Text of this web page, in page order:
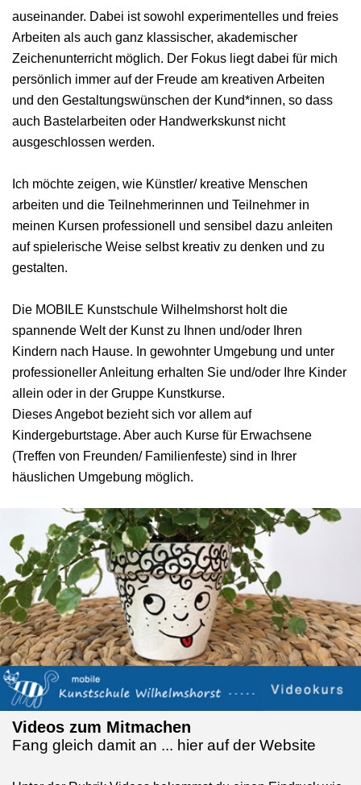
auseinander. Dabei ist sowohl experimentelles und freies
Arbeiten als auch ganz klassischer, akademischer
Zeichenunterricht möglich. Der Fokus liegt dabei für mich
persönlich immer auf der Freude am kreativen Arbeiten
und den Gestaltungswünschen der Kund*innen, so dass
auch Bastelarbeiten oder Handwerkskunst nicht
ausgeschlossen werden.
Ich möchte zeigen, wie Künstler/ kreative Menschen
arbeiten und die Teilnehmerinnen und Teilnehmer in
meinen Kursen professionell und sensibel dazu anleiten
auf spielerische Weise selbst kreativ zu denken und zu
gestalten.
Die MOBILE Kunstschule Wilhelmshorst holt die
spannende Welt der Kunst zu Ihnen und/oder Ihren
Kindern nach Hause. In gewohnter Umgebung und unter
professioneller Anleitung erhalten Sie und/oder Ihre Kinder
allein oder in der Gruppe Kunstkurse.
Dieses Angebot bezieht sich vor allem auf
Kindergeburtstage. Aber auch Kurse für Erwachsene
(Treffen von Freunden/ Familienfeste) sind in Ihrer
häuslichen Umgebung möglich.
Videos zum Mitmachen
Fang gleich damit an ... hier auf der Website